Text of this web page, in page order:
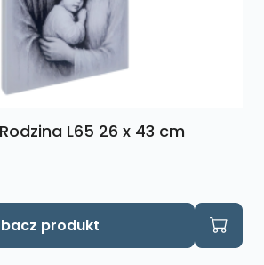
L65 26 x 43 cm
produkt